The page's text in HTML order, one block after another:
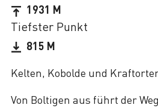
Kelten, Kobolde und
Von Boltigen aus führt der
1931 M
Tiefster Punkt
815 M